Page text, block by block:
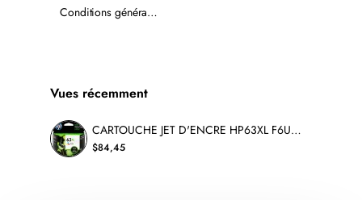
Conditions générales de vente
Vues récemment
CARTOUCHE JET D'ENCRE HP63XL F6U63AN ORIGINALE COULEUR
$84,45